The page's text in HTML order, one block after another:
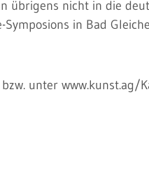
übrigens nicht in die
in Bad
unter www.kunst.ag/